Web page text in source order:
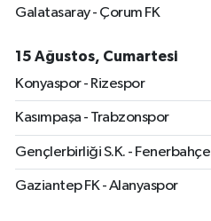
Galatasaray - Çorum FK
15 Ağustos, Cumartesi
Konyaspor - Rizespor
Kasımpaşa - Trabzonspor
Gençlerbirliği S.K. - Fenerbahçe
Gaziantep FK - Alanyaspor